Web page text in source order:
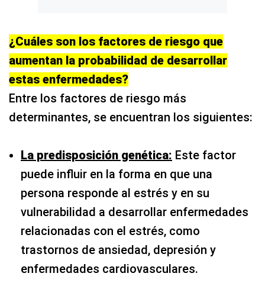
¿Cuáles son los factores de riesgo que
aumentan la probabilidad de desarrollar
estas enfermedades?
Entre los factores de riesgo más
determinantes, se encuentran los siguientes:
La predisposición genética: Este factor
puede influir en la forma en que una
persona responde al estrés y en su
vulnerabilidad a desarrollar enfermedades
relacionadas con el estrés, como
trastornos de ansiedad, depresión y
enfermedades cardiovasculares.